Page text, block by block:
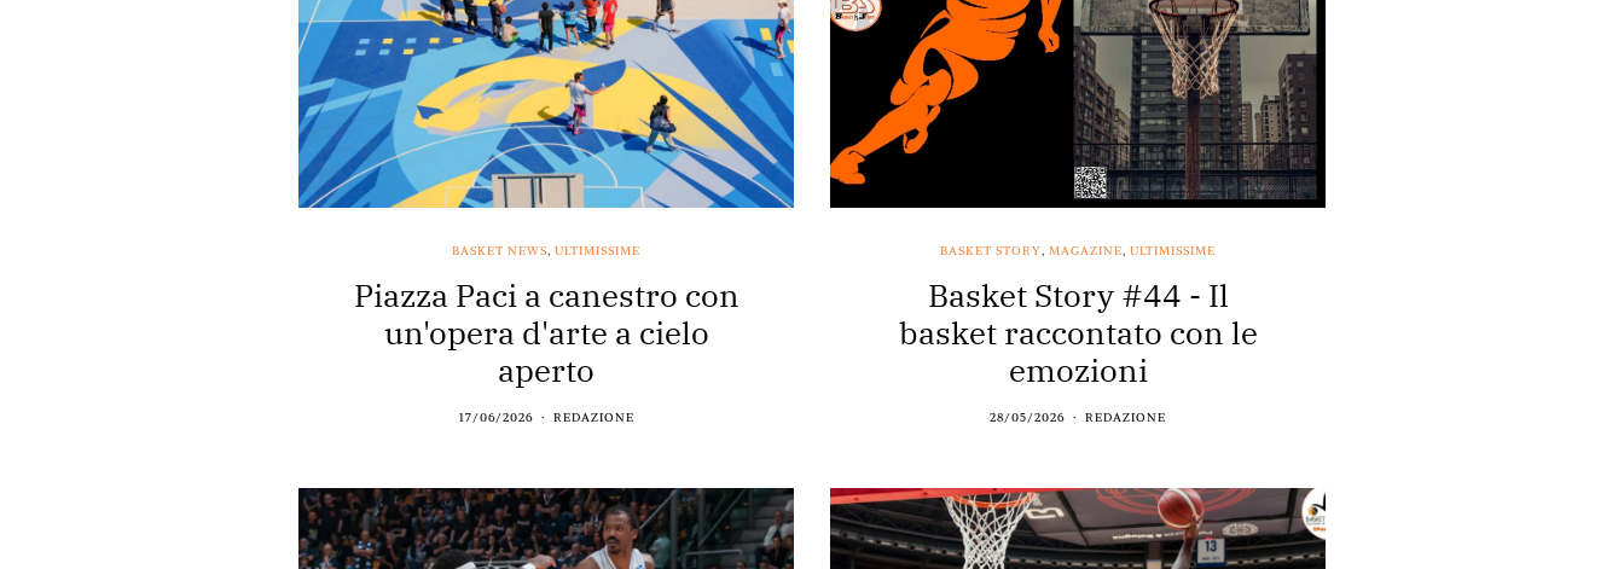
BASKET NEWS, ULTIMISSIME
Piazza Paci a canestro con
un'opera d'arte a cielo
aperto
17/06/2026 REDAZIONE
BASKET STORY, MAGAZINE, ULTIMISSIME
Basket Story #44 - Il
basket raccontato con le
emozioni
28/05/2026 REDAZIONE